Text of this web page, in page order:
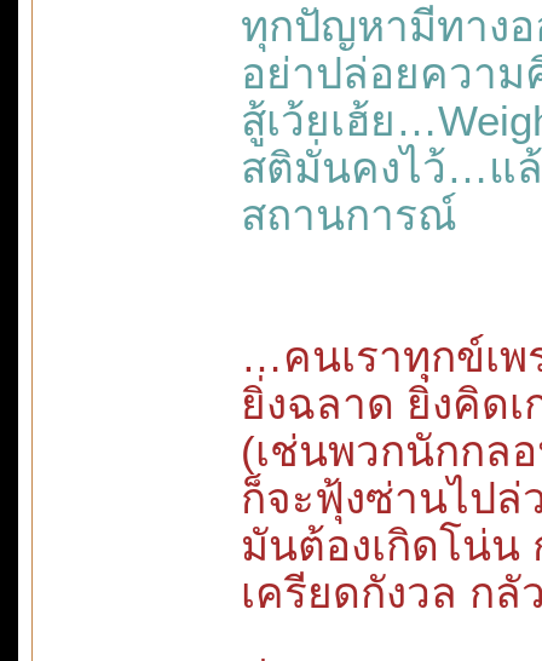
ทุกปัญหามีทางอ
อย่าปล่อยความ
สู้เว้ยเฮ้ย
สติมั่นคงไว้…แ
สถานการณ์
…คนเราทุกข์เ
ยิ่งฉลาด ยิ่งคิดเ
(เช่นพวกนักกล
ก็จะฟุ้งซ่านไปล่
มันต้องเกิดโน่น
เครียดกังวล ก